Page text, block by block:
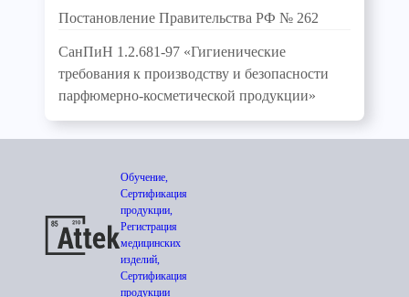
Постановление Правительства РФ № 262
СанПиН 1.2.681-97 «Гигиенические
требования к производству и безопасности
парфюмерно-косметической продукции»
Обучение,
Сертификация
продукции,
Регистрация
медицинских
изделий,
Сертификация
продукции